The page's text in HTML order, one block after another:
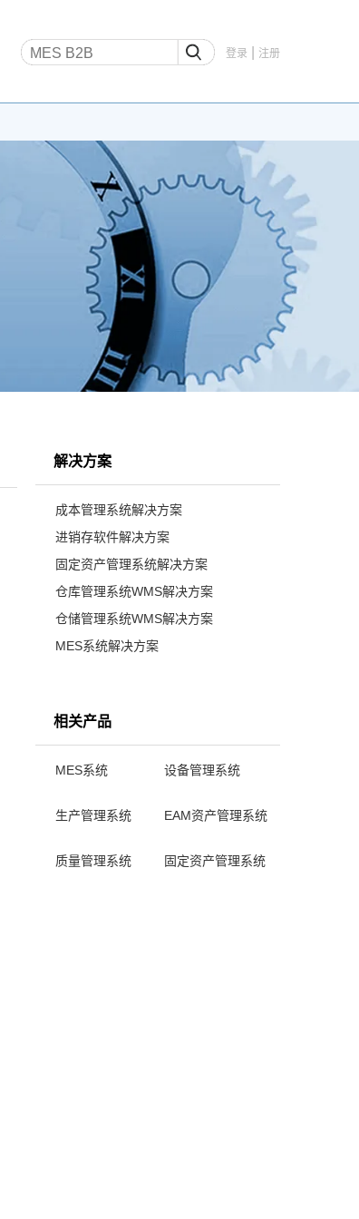
登录 注册
解决方案
成本管理系统解决方案
进销存软件解决方案
固定资产管理系统解决方案
仓库管理系统WMS解决方案
仓储管理系统WMS解决方案
MES系统解决方案
相关产品
MES系统 设备管理系统
生产管理系统 EAM资产管理系统
质量管理系统 固定资产管理系统